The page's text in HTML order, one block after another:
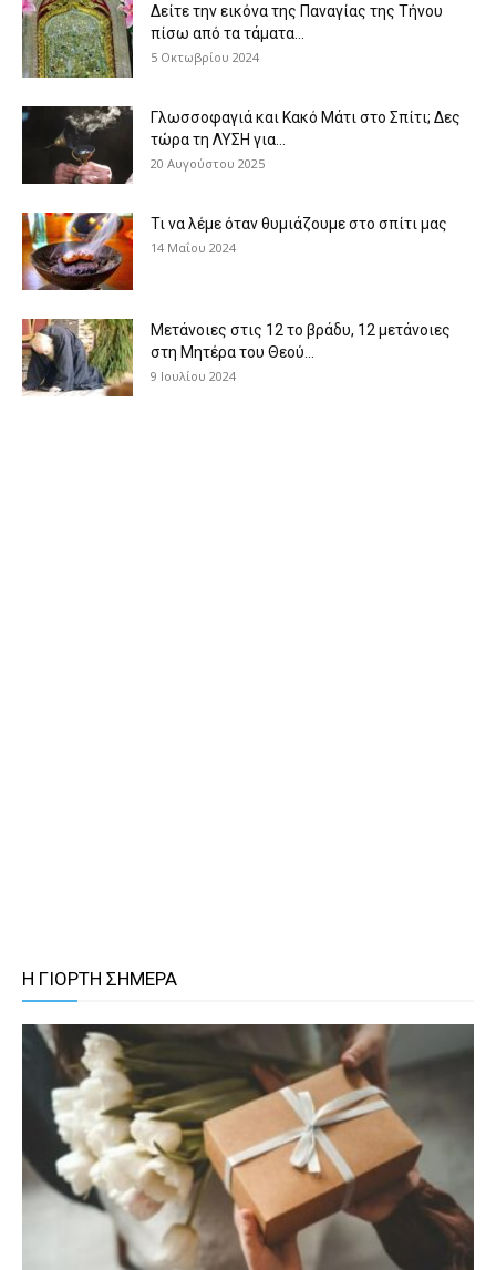
Δείτε την εικόνα της Παναγίας της Τήνου
πίσω από τα τάματα...
5 Οκτωβρίου 2024
Γλωσσοφαγιά και Κακό Μάτι στο Σπίτι; Δες
τώρα τη ΛΥΣΗ για...
20 Αυγούστου 2025
Τι να λέμε όταν θυμιάζουμε στο σπίτι μας
14 Μαΐου 2024
Μετάνοιες στις 12 το βράδυ, 12 μετάνοιες
στη Μητέρα του Θεού...
9 Ιουλίου 2024
Η ΓΙΟΡΤΗ ΣΗΜΕΡΑ